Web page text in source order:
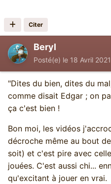
Citer
Beryl
Posté(e) le 18 Avril
"Dites du bien, dites du
comme disait Edgar ; on
ça c'est bien !
Bon moi, les vidéos
décroche même au bout
soit) et c'est pire avec
jouées. C'est aussi chi...
qu'excitant à jouer en vrai.